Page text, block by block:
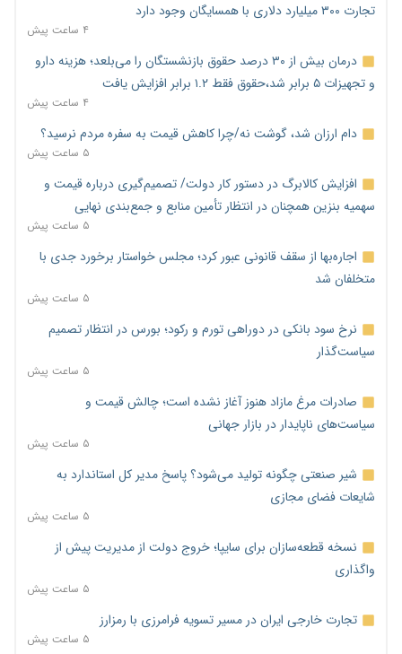
تجارت ۳۰۰ میلیارد دلاری با همسایگان وجود دارد
۴ ساعت پیش
درمان بیش از ۳۰ درصد حقوق بازنشستگان را می‌بلعد؛ هزینه دارو
و تجهیزات ۵ برابر شد،حقوق فقط ۱.۲ برابر افزایش یافت
۴ ساعت پیش
دام ارزان شد، گوشت نه/چرا کاهش قیمت به سفره مردم نرسید؟
۵ ساعت پیش
افزایش کالابرگ در دستور کار دولت/ تصمیم‌گیری درباره قیمت و
سهمیه بنزین همچنان در انتظار تأمین منابع و جمع‌بندی نهایی
۵ ساعت پیش
اجاره‌بها از سقف قانونی عبور کرد؛ مجلس خواستار برخورد جدی با
متخلفان شد
۵ ساعت پیش
نرخ سود بانکی در دوراهی تورم و رکود؛ بورس در انتظار تصمیم
سیاست‌گذار
۵ ساعت پیش
صادرات مرغ مازاد هنوز آغاز نشده است؛ چالش قیمت و
سیاست‌های ناپایدار در بازار جهانی
۵ ساعت پیش
شیر صنعتی چگونه تولید می‌شود؟ پاسخ مدیر کل استاندارد به
شایعات فضای مجازی
۵ ساعت پیش
نسخه قطعه‌سازان برای سایپا؛ خروج دولت از مدیریت پیش از
واگذاری
۵ ساعت پیش
تجارت خارجی ایران در مسیر تسویه فرامرزی با رمزارز
۵ ساعت پیش